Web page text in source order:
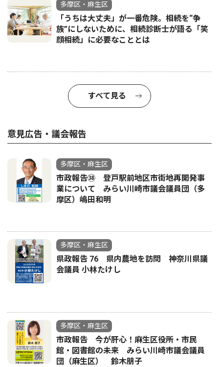
多摩区・麻生区
「うちは大丈夫」が一番危険。相続を“争
族”にしないために、相続診断士が語る「笑
顔相続」に必要なこととは
すべて見る
意見広告・議会報告
多摩区・麻生区
市政報告㊳ 登戸駅前地区市街地再開発事
業について みらい川崎市議会議員団（多
摩区）嶋田和明
多摩区・麻生区
県政報告 76 県内農地を訪問 神奈川県議
会議員 小林たけし
多摩区・麻生区
市政報告 今が肝心！麻生区役所・市民
館・図書館の未来 みらい川崎市議会議員
団（麻生区） 鈴木朋子